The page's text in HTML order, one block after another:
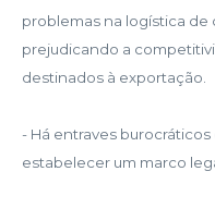
problemas na logística de
prejudicando a
destinados à exportação.
- Há entraves
estabelecer um marco